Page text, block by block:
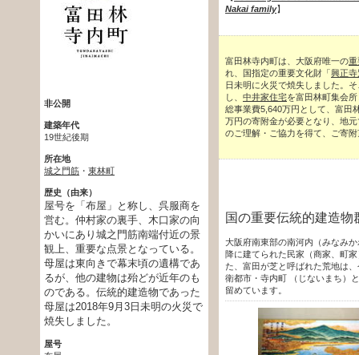
Nakai family】
富田林寺内町は、大阪府唯一の重
れ、国指定の重要文化財「興正寺
日未明に火災で焼失しました。
し、 中井家住宅を富田林町集会
総事業費5,640万円として、富田
万円の寄附金が必要となり、地
のご理解・ご協力を得て、ご寄
国の重要伝統的建造
大阪府南東部の南河内（みなみ
降に建てられた民家（商家、町
た、富田が芝と呼ばれた荒地は
衛都市・寺内町 （じないまち）
留めています。
非公開
建築年代
19世紀後期
所在地
城之門筋 ・ 東林町
歴史（由来）
屋号を「布屋」と称し、呉服商を
営む。仲村家の裏手、木口家の向
かいにあり城之門筋南端付近の景
観上、重要な点景となっている。
母屋は東向きで幕末頃の遺構であ
るが、他の建物は殆どが近年のも
のである。伝統的建造物であった
母屋は2018年9月3日未明の火災で
焼失しました。
屋号